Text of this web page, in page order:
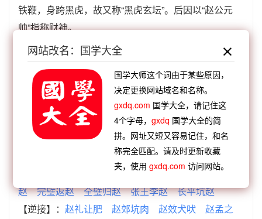
铁鞭，身跨黑虎，故又称“黑虎玄坛”。后因以“赵公元
帅”指称财神。
《毛泽东选集》第一卷《中国社会各阶级的分析》：
“这种人发财观念极重，对赵公元帅礼拜最勤。”
赵公元帅 成语接龙
【顺接】：文阵雄帅 云台主帅 舍军保帅
舍车保
丢车保帅 赵公元帅
春秋责帅
窃符救赵 连城返赵
下方罗
赵
完璧返赵 全璧归赵 张王李赵
长平坑赵
【逆接】： 赵礼让肥 赵郊坑肉 赵效犬吠
赵孟之
网站改名：国学大全
国学大师这个词由于某些原因，
决定更换网站域名和名称。
gxdq.com 国学大全，请记住这
4个字母，gxdq 国学大全的简
拼。网址又短又容易记住，和名
称完全匹配。请及时更新收藏
夹，使用gxdq.com 访问网站。